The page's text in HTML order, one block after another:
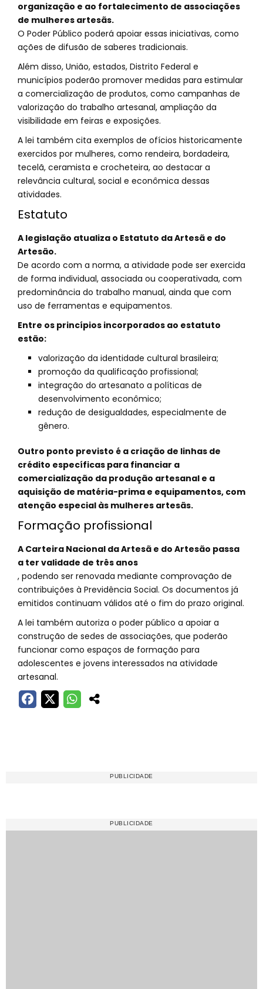
organização e ao fortalecimento de associações
de mulheres artesãs.
O Poder Público poderá apoiar essas iniciativas, como
ações de difusão de saberes tradicionais.
Além disso, União, estados, Distrito Federal e
municípios poderão promover medidas para estimular
a comercialização de produtos, como campanhas de
valorização do trabalho artesanal, ampliação da
visibilidade em feiras e exposições.
A lei também cita exemplos de ofícios historicamente
exercidos por mulheres, como rendeira, bordadeira,
tecelã, ceramista e crocheteira, ao destacar a
relevância cultural, social e econômica dessas
atividades.
Estatuto
A legislação atualiza o Estatuto da Artesã e do
Artesão.
De acordo com a norma, a atividade pode ser exercida
de forma individual, associada ou cooperativada, com
predominância do trabalho manual, ainda que com
uso de ferramentas e equipamentos.
Entre os princípios incorporados ao estatuto
estão:
valorização da identidade cultural brasileira;
promoção da qualificação profissional;
integração do artesanato a políticas de
desenvolvimento econômico;
redução de desigualdades, especialmente de
gênero.
Outro ponto previsto é a criação de linhas de
crédito específicas para financiar a
comercialização da produção artesanal e a
aquisição de matéria-prima e equipamentos, com
atenção especial às mulheres artesãs.
Formação profissional
A Carteira Nacional da Artesã e do Artesão passa
a ter validade de três anos
, podendo ser renovada mediante comprovação de
contribuições à Previdência Social. Os documentos já
emitidos continuam válidos até o fim do prazo original.
A lei também autoriza o poder público a apoiar a
construção de sedes de associações, que poderão
funcionar como espaços de formação para
adolescentes e jovens interessados na atividade
artesanal.